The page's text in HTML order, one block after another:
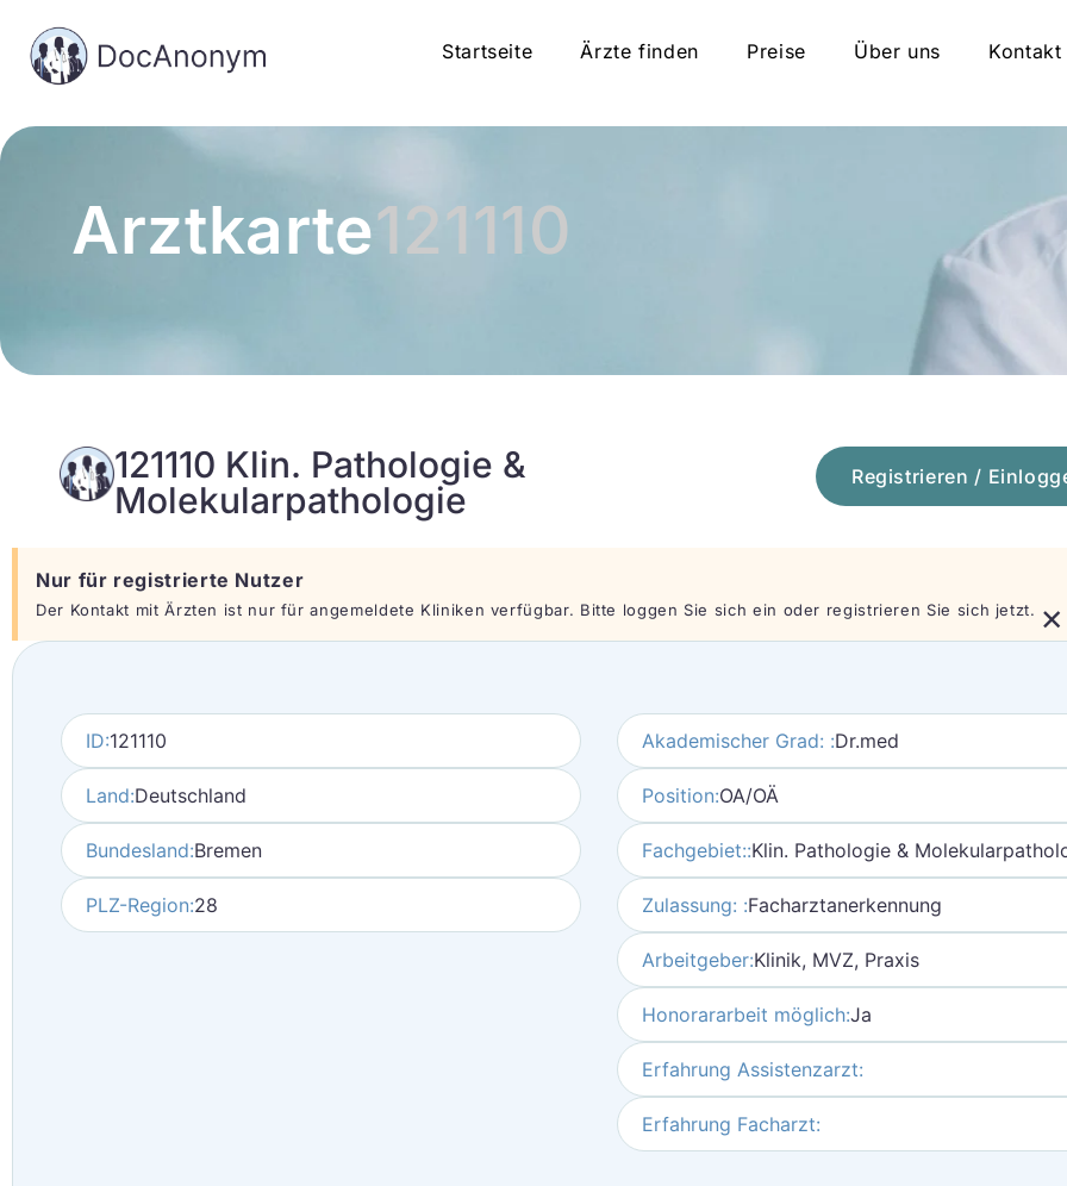
Startseite Ärzte finden Preise Über uns Kontakt
Arztkarte121110
121110 Klin. Pathologie &
Molekularpathologie
Registrieren /
Nur für registrierte Nutzer
Der Kontakt mit Ärzten ist nur für angemeldete Kliniken verfügbar. Bitte loggen Sie sich ein oder registrieren Sie sich jetzt. ×
ID:121110
Land:Deutschland
Bundesland:Bremen
PLZ-Region:28
Akademischer Grad: :Dr.med
Position:OA/OÄ
Fachgebiet::Klin. Pathologie &
Zulassung: :Facharztanerkennung
Arbeitgeber:Klinik, MVZ, Praxis
Honorararbeit möglich:Ja
Erfahrung Assistenzarzt:
Erfahrung Facharzt: